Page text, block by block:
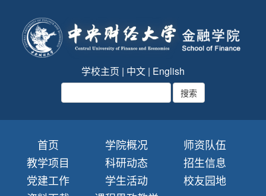
学校主页 | 中文 | English
首页 学院概况
师资队伍
教学项目
科研动态
招生信息
党建工作
学生活动
校友园地